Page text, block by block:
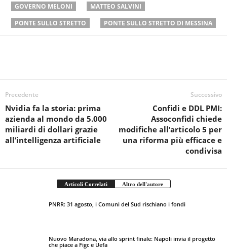
GOVERNO MELONI
MATTEO SALVINI
PONTE SULLO STRETTO
PONTE SULLO STRETTO DI MESSINA
Precedente
Nvidia fa la storia: prima
azienda al mondo da 5.000
miliardi di dollari grazie
all’intelligenza artificiale
Successivo
Confidi e DDL PMI:
Assoconfidi chiede
modifiche all’articolo 5 per
una riforma più efficace e
condivisa
Articoli Correlati Altro dell'autore
PNRR: 31 agosto, i Comuni del Sud rischiano i fondi
Nuovo Maradona, via allo sprint finale: Napoli invia il progetto
che piace a Figc e Uefa